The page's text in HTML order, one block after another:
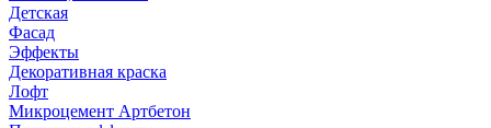
Детская
Фасад
Эффекты
Декоративная краска
Лофт
Микроцемент Артбетон